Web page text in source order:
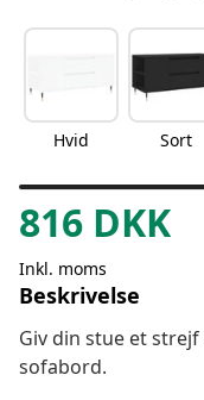
Hvid Sort
816 DKK
Inkl. moms
Beskrivelse
Giv din stue et
sofabord.